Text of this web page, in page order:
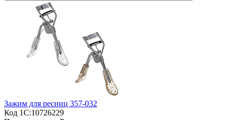
Зажим для ресниц 357-032
Код 1С:10726229